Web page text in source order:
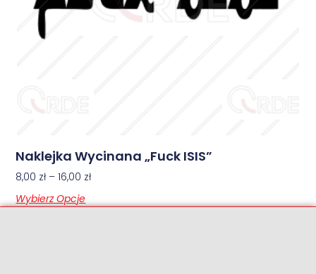
Naklejka Wycinana „Fuck ISIS”
8,00 zł – 16,00 zł
Wybierz Opcje